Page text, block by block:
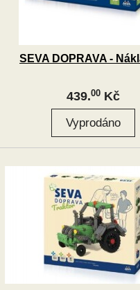
SEVA DOPRAVA -
439.00Kč